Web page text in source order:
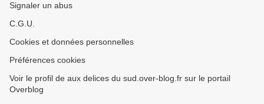
Signaler un abus
C.G.U.
Cookies et données personnelles
Préférences cookies
Voir le profil de aux delices du sud.over-blog.fr sur le portail
Overblog